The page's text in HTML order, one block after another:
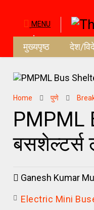
MENU
मुख्यपृष्ठ देश/
Home पुणे
PMPML
बसशेल्टर्स
Ganesh Kumar
Electric Mini